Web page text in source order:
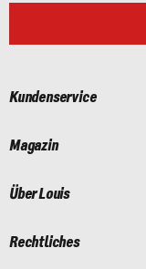
Kundenservice
Magazin
Über Louis
Rechtliches